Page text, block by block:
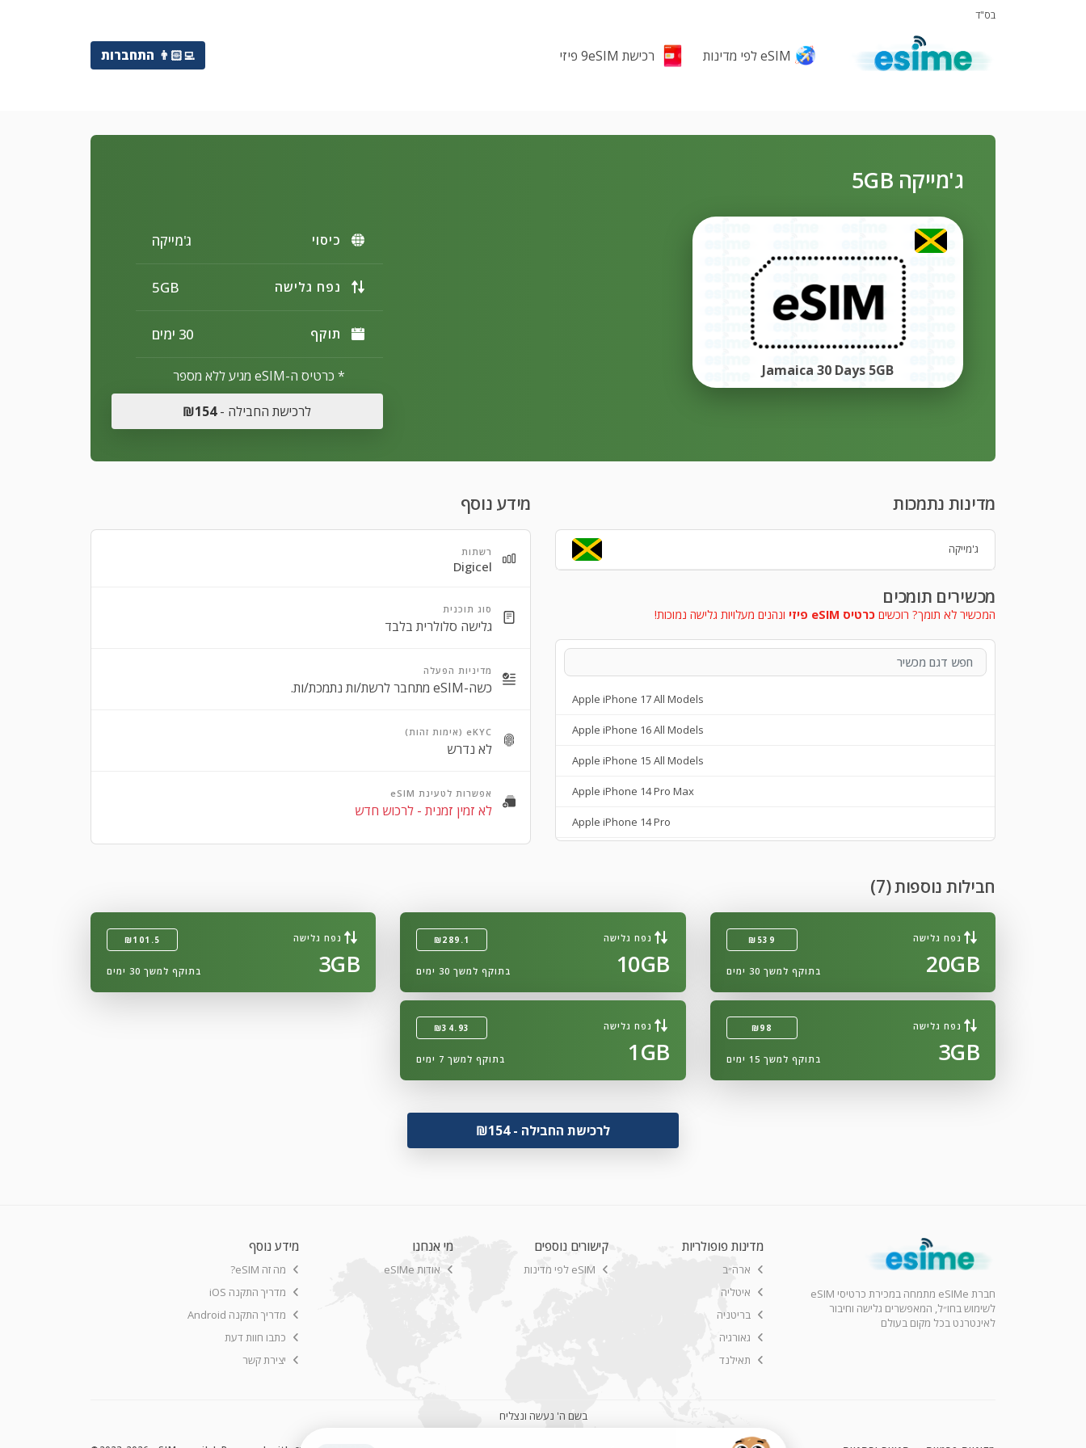
בס"ד
eSIM לפי מדינות רכישת 9eSIM פיזי 👨🏻‍💻 התחברות
ג'מייקה 5GB
Jamaica 30 Days 5GB
כיסוי ג'מייקה
נפח גלישה 5GB
תוקף 30 ימים
* כרטיס ה-eSIM מגיע ללא מספר
לרכישת החבילה -₪154
מדינות נתמכות
ג'מייקה
מכשירים תומכים
המכשיר לא תומך? רוכשים כרטיס eSIM פיזי ונהנים מעלויות גלישה נמוכות!
Apple iPhone 17 All Models
Apple iPhone 16 All Models
Apple iPhone 15 All Models
Apple iPhone 14 Pro Max
Apple iPhone 14 Pro
Apple iPhone SE 3rd Gen
Apple iPhone 13
Apple iPhone 13 Mini
Apple iPhone 13 Pro Max
Apple iPhone 12
Apple iPhone 11 Pro
Apple iPad Pro 12.9 inch 3rd Gen (1TB, WiFi+Cellular)
מידע נוסף
רשתות
Digicel
סוג תוכנית
גלישה סלולרית בלבד
מדיניות הפעלה
כשה-eSIM מתחבר לרשת/ות נתמכת/ות.
eKYC (אימות זהות)
לא נדרש
אפשרות לטעינת eSIM
לא זמין זמנית - לרכוש חדש
חבילות נוספות (7)
נפח גלישה ₪539
20GB בתוקף למשך 30 ימים
נפח גלישה ₪289.1
10GB בתוקף למשך 30 ימים
נפח גלישה ₪101.5
3GB בתוקף למשך 30 ימים
נפח גלישה ₪98
3GB בתוקף למשך 15 ימים
נפח גלישה ₪34.93
1GB בתוקף למשך 7 ימים
לרכישת החבילה - ₪154
חברת eSIMe מתמחה במכירת כרטיסי eSIM
לשימוש בחו״ל, המאפשרים גלישה וחיבור
לאינטרנט בכל מקום בעולם
מדינות פופולריות
ארה״ב
איטליה
בריטניה
גאורגיה
תאילנד
קישורים נוספים מי אנחנו
אודות eSIMe
מידע נוסף
מה זה eSIM?
מדריך התקנה iOS
מדריך התקנה Android
כתבו חוות דעת
יצירת קשר
בשם ה' נעשה ונצליח